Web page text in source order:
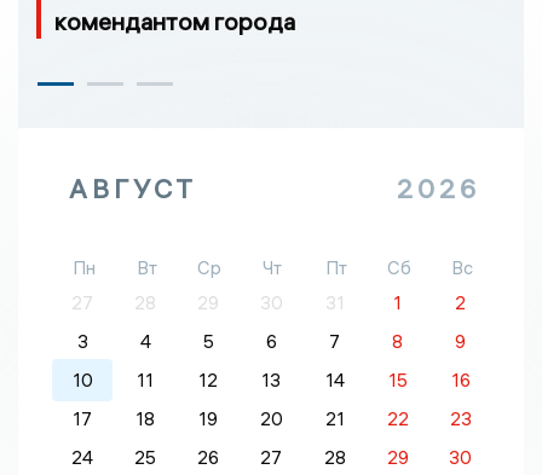
комендантом города
АВГУСТ 2026
Пн Вт Ср Чт Пт Сб
Вс
27
28 29 30 31 1
2
3
4 5 6 7 8
9
10
11 12 13 14 15
16
17
18 19 20 21 22
23
24
25 26 27 28 29
30